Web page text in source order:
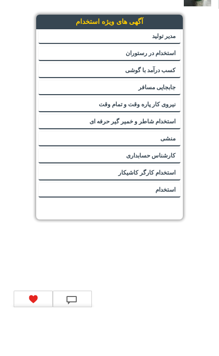
آگهی های ویژه استخدام
مدیر تولید
استخدام در رستوران
کسب درآمد با گوشی
جابجایی مسافر
نیروی کار پاره وقت و تمام وقت
استخدام شاطر و خمیر گیر حرفه ای
منشی
کارشناس حسابداری
استخدام کارگر کاشیکار
استخدام